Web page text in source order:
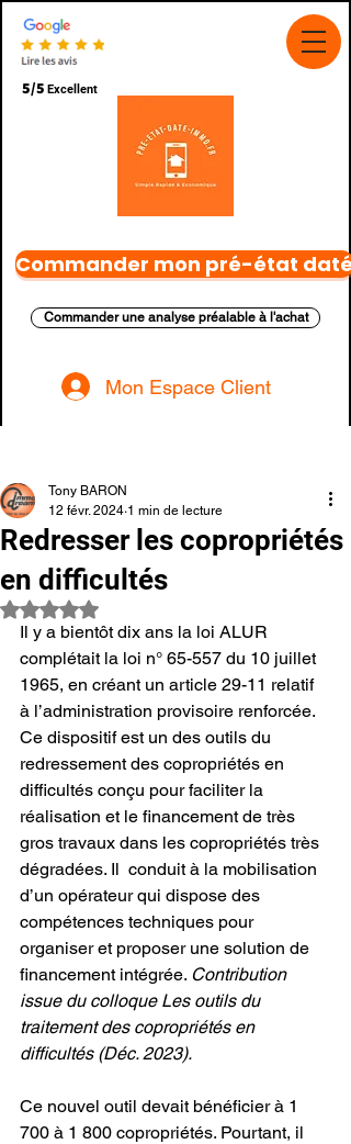
5/5 Excellent
Commander mon pré-état daté
Commander une analyse préalable à l'achat
Mon Espace Client
Redresser les copropriétés
en difficultés
Tony BARON
12 févr. 2024 1 min de lecture
Noté NaN étoiles sur 5.
Il y a bientôt dix ans la loi ALUR
complétait la loi n° 65-557 du 10 juillet
1965, en créant un article 29-11 relatif
à l’administration provisoire renforcée.
Ce dispositif est un des outils du
redressement des copropriétés en
difficultés conçu pour faciliter la
réalisation et le financement de très
gros travaux dans les copropriétés très
dégradées. Il  conduit à la mobilisation
d’un opérateur qui dispose des
compétences techniques pour
organiser et proposer une solution de
financement intégrée. Contribution
issue du colloque Les outils du
traitement des copropriétés en
difficultés (Déc. 2023).
Ce nouvel outil devait bénéficier à 1
700 à 1 800 copropriétés. Pourtant, il